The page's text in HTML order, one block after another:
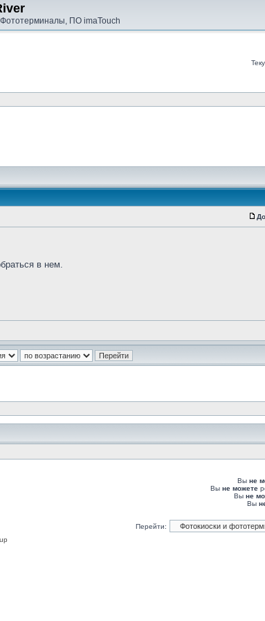
ПО imaTouch
в нем.
Вы не
Вы не можете
Вы не
Вы
Перейти: